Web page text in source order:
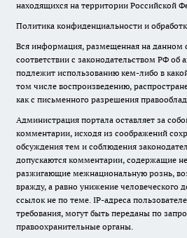
находящихся на территории Российской
Политика конфиденциальности и
Вся информация, размещенная на данном
соответствии с законодательством РФ об
подлежит использованию кем-либо в
том числе воспроизведению,
как с письменного разрешения
Администрация портала оставляет за
комментарии, исходя из соображений
обсуждения тем и соблюдения
допускаются комментарии, содержащие
разжигающие межнациональную рознь,
вражду, а равно унижение человеческого
ссылок не по теме. IP-адреса
требования, могут быть переданы по
правоохранительные органы.